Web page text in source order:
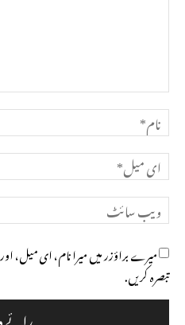
تبصرہ
میرے براؤزر میں میرا نام، ای میل،
تبصرہ کریں.